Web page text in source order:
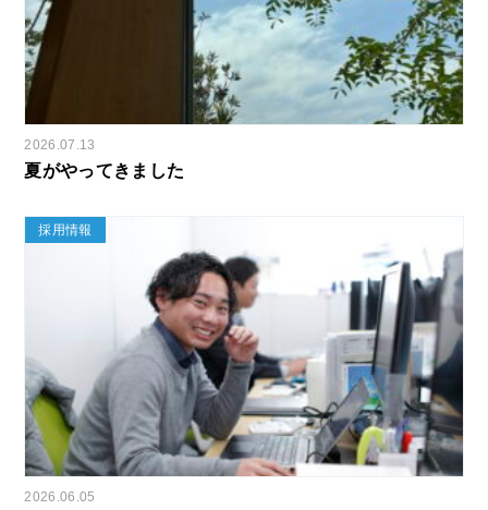
2026.07.13
夏がやってきました
採用情報
2026.06.05